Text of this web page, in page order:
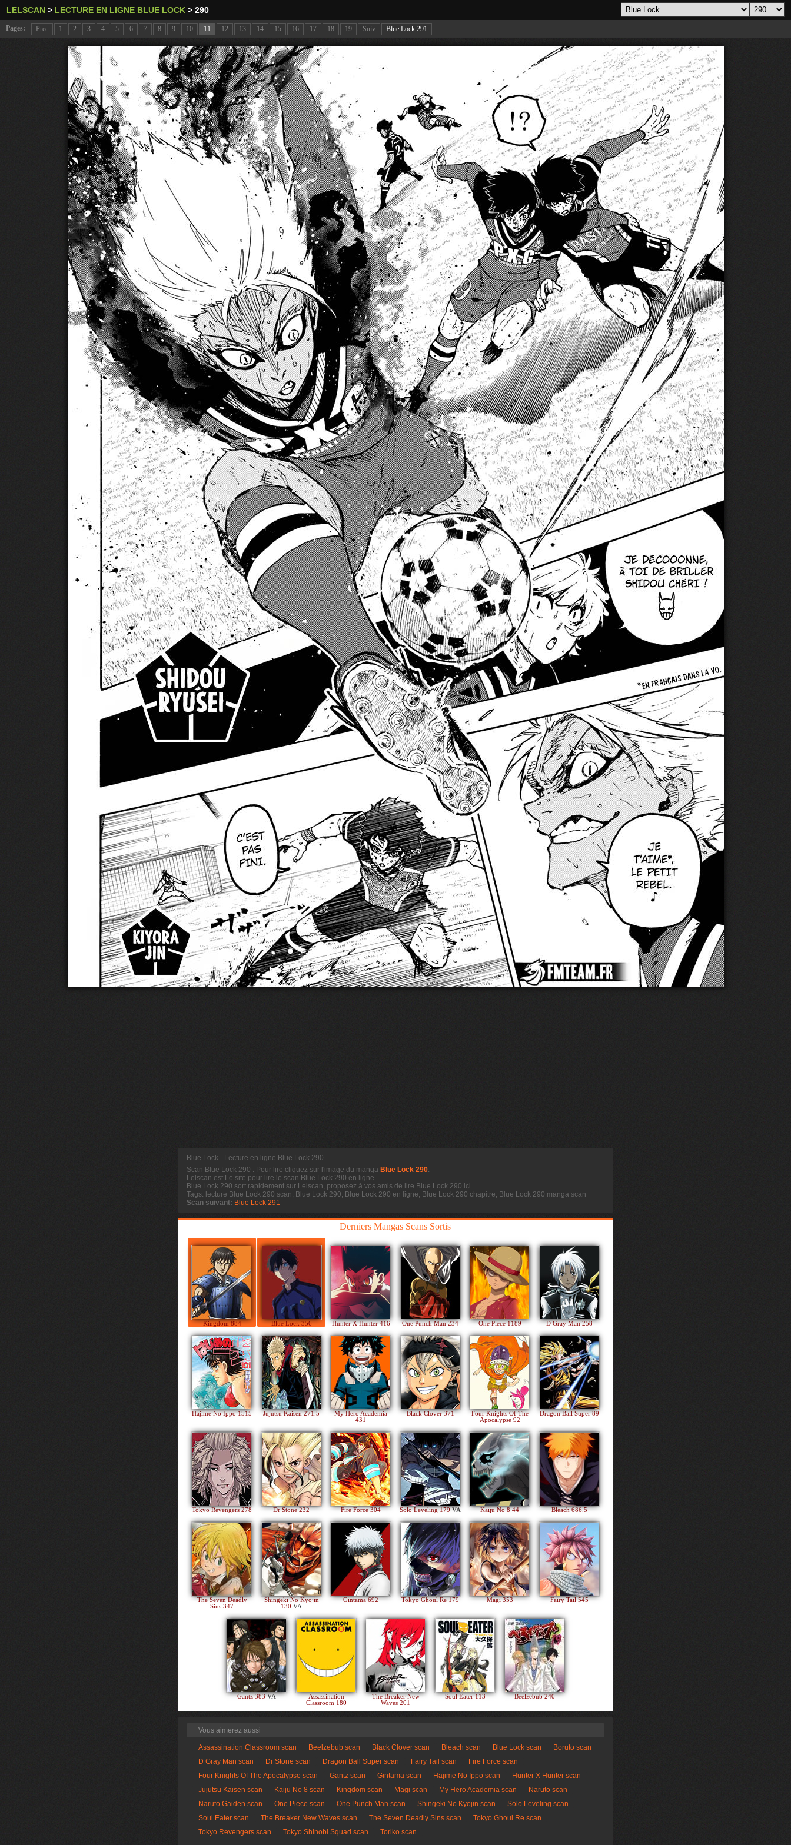
LELSCAN > LECTURE EN LIGNE BLUE LOCK > 290
Pages: Prec 1 2 3 4 5 6 7 8 9 10 11 12 13 14 15 16 17 18 19 Suiv Blue Lock 291
Blue Lock - Lecture en ligne Blue Lock 290
Scan Blue Lock 290 . Pour lire cliquez sur l'image du manga Blue Lock 290.
Lelscan est Le site pour lire le scan Blue Lock 290 en ligne.
Blue Lock 290 sort rapidement sur Lelscan, proposez à vos amis de lire Blue Lock 290 ici
Tags: lecture Blue Lock 290 scan, Blue Lock 290, Blue Lock 290 en ligne, Blue Lock 290 chapitre, Blue Lock 290 manga scan
Scan suivant: Blue Lock 291
Derniers Mangas Scans Sortis
Kingdom 884 Blue Lock 356 Hunter X Hunter 416 One Punch Man 234 One Piece 1189 D Gray Man 258
Hajime No Ippo 1515 Jujutsu Kaisen 271.5
My Hero Academia
431
Black Clover 371
Four Knights Of The
Apocalypse 92
Dragon Ball Super 89
Tokyo Revengers 278 Dr Stone 232 Fire Force 304 Solo Leveling 179VA Kaiju No 8 44 Bleach 686.5
The Seven Deadly
Sins 347
Shingeki No Kyojin
130 VA
Gintama 692 Tokyo Ghoul Re 179 Magi 353 Fairy Tail 545
Gantz 383VA
Assassination
Classroom 180
The Breaker New
Waves 201
Soul Eater 113 Beelzebub 240
Vous aimerez aussi
Assassination Classroom scan Beelzebub scan Black Clover scan Bleach scan Blue Lock scan
Boruto scan
D Gray Man scan
Dr Stone scan Dragon Ball Super scan Fairy Tail scan
Fire Force scan
Four Knights Of The Apocalypse scan
Gantz scan Gintama scan Hajime No Ippo scan
Hunter X Hunter scan
Jujutsu Kaisen scan
Kaiju No 8 scan Kingdom scan Magi scan My Hero Academia scan
Naruto scan
Naruto Gaiden scan
One Piece scan One Punch Man scan Shingeki No Kyojin scan
Solo Leveling scan
Soul Eater scan
The Breaker New Waves scan The Seven Deadly Sins scan
Tokyo Ghoul Re scan
Tokyo Revengers scan
Tokyo Shinobi Squad scan Toriko scan